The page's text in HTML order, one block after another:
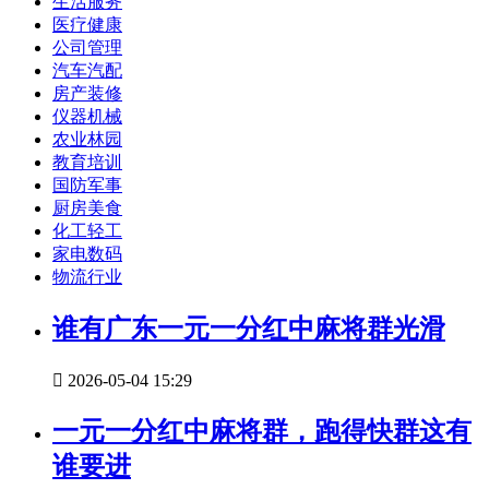
医疗健康
公司管理
汽车汽配
房产装修
仪器机械
农业林园
教育培训
国防军事
厨房美食
化工轻工
家电数码
物流行业
谁有广东一元一分红中麻将群光滑
 2026-05-04 15:29
一元一分红中麻将群，跑得快群这有
谁要进